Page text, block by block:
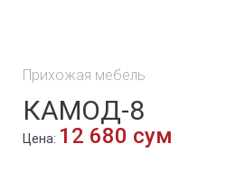
Прихожая мебель
КАМОД-8
Цена: 12 680 сум